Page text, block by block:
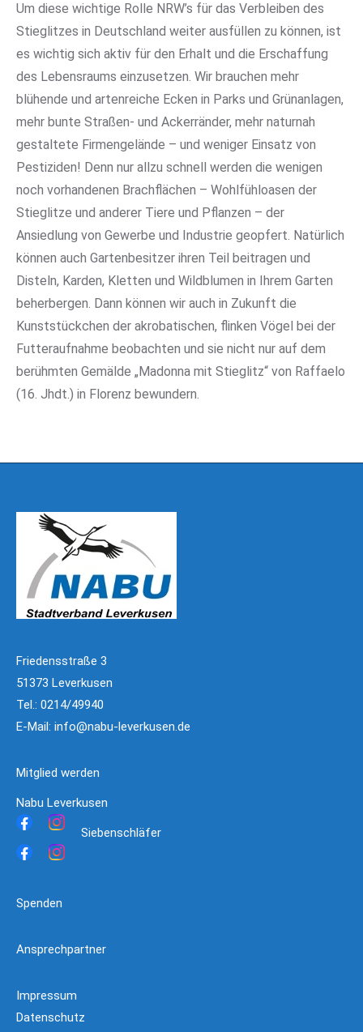
Um diese wichtige Rolle NRW’s für das Verbleiben des
Stieglitzes in Deutschland weiter ausfüllen zu können, ist
es wichtig sich aktiv für den Erhalt und die Erschaffung
des Lebensraums einzusetzen. Wir brauchen mehr
blühende und artenreiche Ecken in Parks und Grünanlagen,
mehr bunte Straßen- und Ackerränder, mehr naturnah
gestaltete Firmengelände – und weniger Einsatz von
Pestiziden! Denn nur allzu schnell werden die wenigen
noch vorhandenen Brachflächen – Wohlfühloasen der
Stieglitze und anderer Tiere und Pflanzen – der
Ansiedlung von Gewerbe und Industrie geopfert. Natürlich
können auch Gartenbesitzer ihren Teil beitragen und
Disteln, Karden, Kletten und Wildblumen in Ihrem Garten
beherbergen. Dann können wir auch in Zukunft die
Kunststückchen der akrobatischen, flinken Vögel bei der
Futteraufnahme beobachten und sie nicht nur auf dem
berühmten Gemälde „Madonna mit Stieglitz“ von Raffaelo
(16. Jhdt.) in Florenz bewundern.
Friedensstraße 3
51373 Leverkusen
Tel.: 0214/49940
E-Mail: info@nabu-leverkusen.de
Mitglied werden
Nabu Leverkusen
Siebenschläfer
Spenden
Ansprechpartner
Impressum
Datenschutz